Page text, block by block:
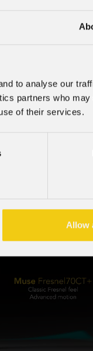
to analyse our
partners who
of their services.
Allow
(Privacy Policy).